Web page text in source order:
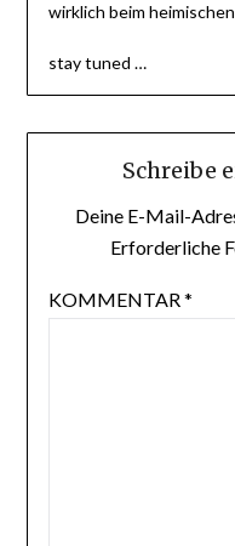
wirklich beim
stay tuned …
Schreibe
Deine E-Mail-
Erforderliche
KOMMENTAR*